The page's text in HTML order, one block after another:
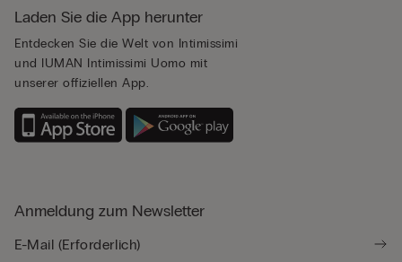
Laden Sie die App herunter
Entdecken Sie die Welt von Intimissimi
und IUMAN Intimissimi Uomo mit
unserer offiziellen App.
Anmeldung zum Newsletter